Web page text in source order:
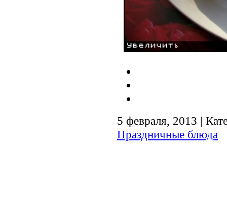
5 февраля, 2013 |
Праздничные блюда